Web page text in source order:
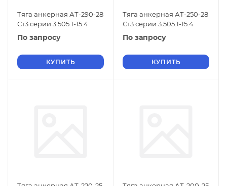
Тяга анкерная АТ-290-28
Ст3 серии 3.505.1-15.4
По запросу
КУПИТЬ
Тяга анкерная АТ-250-28
Ст3 серии 3.505.1-15.4
По запросу
КУПИТЬ